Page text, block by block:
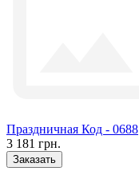
Праздничная Код - 0688
3 181 грн.
Заказать